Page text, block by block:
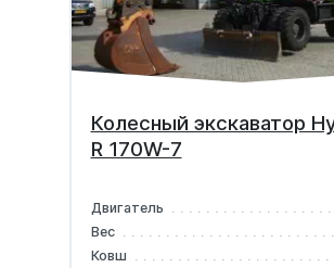
Колесный экскаватор
R 170W-7
Двигатель
Вес
Ковш